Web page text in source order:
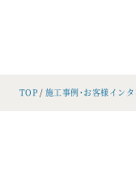
TOP 施工事例・お客様イン